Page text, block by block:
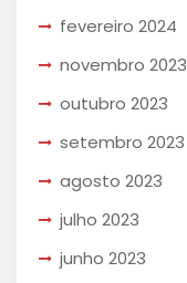
fevereiro 2024
novembro 2023
outubro 2023
setembro 2023
agosto 2023
julho 2023
junho 2023